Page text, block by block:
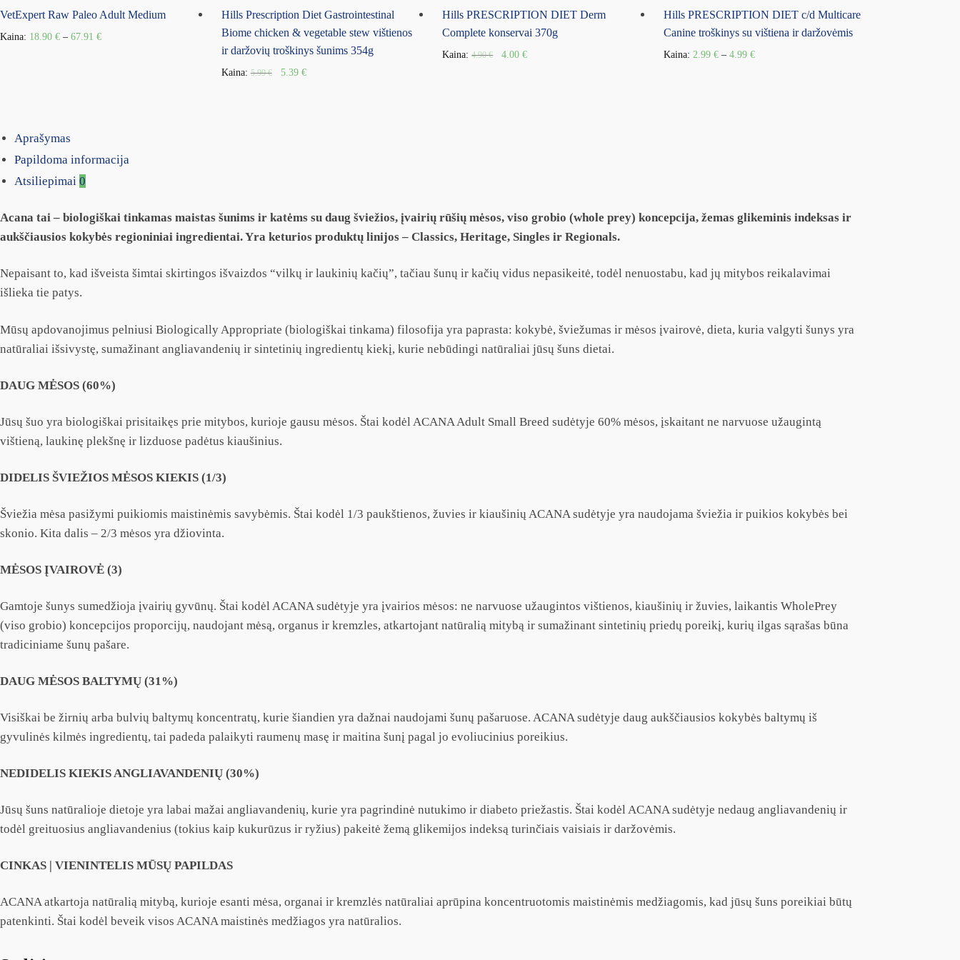
VetExpert Raw Paleo Adult Medium
Kaina: 18.90 € – 67.91 €
Hills Prescription Diet Gastrointestinal
Biome chicken & vegetable stew vištienos
ir daržovių troškinys šunims 354g
Kaina:5.99€ 5.39 €
Hills PRESCRIPTION DIET Derm
Complete konservai 370g
Kaina:4.90€ 4.00€
Hills PRESCRIPTION DIET c/d Multicare
Canine troškinys su vištiena ir daržovėmis
Kaina: 2.99€ –4.99€
Aprašymas
Papildoma informacija
Atsiliepimai 0
Acana tai – biologiškai tinkamas maistas šunims ir katėms su daug šviežios, įvairių rūšių mėsos, viso grobio (whole prey) koncepcija, žemas glikeminis indeksas ir
aukščiausios kokybės regioniniai ingredientai. Yra keturios produktų linijos – Classics, Heritage, Singles ir Regionals.
Nepaisant to, kad išveista šimtai skirtingos išvaizdos “vilkų ir laukinių kačių”, tačiau šunų ir kačių vidus nepasikeitė, todėl nenuostabu, kad jų mitybos reikalavimai
išlieka tie patys.
Mūsų apdovanojimus pelniusi Biologically Appropriate (biologiškai tinkama) filosofija yra paprasta: kokybė, šviežumas ir mėsos įvairovė, dieta, kuria valgyti šunys yra
natūraliai išsivystę, sumažinant angliavandenių ir sintetinių ingredientų kiekį, kurie nebūdingi natūraliai jūsų šuns dietai.
DAUG MĖSOS (60%)
Jūsų šuo yra biologiškai prisitaikęs prie mitybos, kurioje gausu mėsos. Štai kodėl ACANA Adult Small Breed sudėtyje 60% mėsos, įskaitant ne narvuose užaugintą
vištieną, laukinę plekšnę ir lizduose padėtus kiaušinius.
DIDELIS ŠVIEŽIOS MĖSOS KIEKIS (1/3)
Šviežia mėsa pasižymi puikiomis maistinėmis savybėmis. Štai kodėl 1/3 paukštienos, žuvies ir kiaušinių ACANA sudėtyje yra naudojama šviežia ir puikios kokybės bei
skonio. Kita dalis – 2/3 mėsos yra džiovinta.
MĖSOS ĮVAIROVĖ (3)
Gamtoje šunys sumedžioja įvairių gyvūnų. Štai kodėl ACANA sudėtyje yra įvairios mėsos: ne narvuose užaugintos vištienos, kiaušinių ir žuvies, laikantis WholePrey
(viso grobio) koncepcijos proporcijų, naudojant mėsą, organus ir kremzles, atkartojant natūralią mitybą ir sumažinant sintetinių priedų poreikį, kurių ilgas sąrašas būna
tradiciniame šunų pašare.
DAUG MĖSOS BALTYMŲ (31%)
Visiškai be žirnių arba bulvių baltymų koncentratų, kurie šiandien yra dažnai naudojami šunų pašaruose. ACANA sudėtyje daug aukščiausios kokybės baltymų iš
gyvulinės kilmės ingredientų, tai padeda palaikyti raumenų masę ir maitina šunį pagal jo evoliucinius poreikius.
NEDIDELIS KIEKIS ANGLIAVANDENIŲ (30%)
Jūsų šuns natūralioje dietoje yra labai mažai angliavandenių, kurie yra pagrindinė nutukimo ir diabeto priežastis. Štai kodėl ACANA sudėtyje nedaug angliavandenių ir
todėl greituosius angliavandenius (tokius kaip kukurūzus ir ryžius) pakeitė žemą glikemijos indeksą turinčiais vaisiais ir daržovėmis.
CINKAS | VIENINTELIS MŪSŲ PAPILDAS
ACANA atkartoja natūralią mitybą, kurioje esanti mėsa, organai ir kremzlės natūraliai aprūpina koncentruotomis maistinėmis medžiagomis, kad jūsų šuns poreikiai būtų
patenkinti. Štai kodėl beveik visos ACANA maistinės medžiagos yra natūralios.